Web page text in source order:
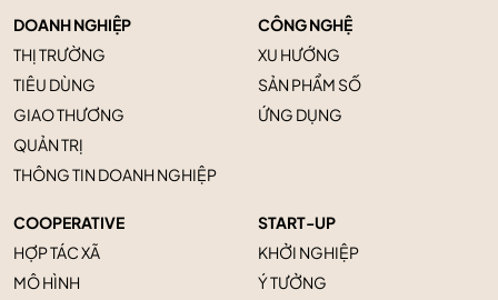
DOANH NGHIỆP
THỊ TRƯỜNG
TIÊU DÙNG
GIAO THƯƠNG
QUẢN TRỊ
THÔNG TIN DOANH NGHIỆP
CÔNG NGHỆ
XU HƯỚNG
SẢN PHẨM SỐ
ỨNG DỤNG
COOPERATIVE
HỢP TÁC XÃ
MÔ HÌNH
START-UP
KHỞI NGHIỆP
Ý TƯỞNG